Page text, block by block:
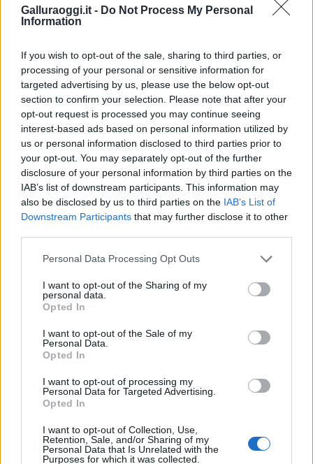
Galluraoggi.it - Do Not Process My Personal
Information
If you wish to opt-out of the sale, sharing to third parties, or
processing of your personal or sensitive information for
targeted advertising by us, please use the below opt-out
section to confirm your selection. Please note that after your
opt-out request is processed you may continue seeing
interest-based ads based on personal information utilized by
us or personal information disclosed to third parties prior to
your opt-out. You may separately opt-out of the further
disclosure of your personal information by third parties on the
IAB’s list of downstream participants. This information may
also be disclosed by us to third parties on the IAB’s List of
Downstream Participants that may further disclose it to other
Please note that this website/app uses one or more Google
not limited to your visit or usage behaviour. You may click to
grant or deny consent to Google and its third-party tags to
use your data for below specified purposes in below Google
consent section.
Personal Data Processing Opt Outs
I want to opt-out of the Sharing of my
personal data.
Opted In
I want to opt-out of the Sale of my
Personal Data.
Opted In
I want to opt-out of processing my
Personal Data for Targeted Advertising.
Opted In
I want to opt-out of Collection, Use,
Retention, Sale, and/or Sharing of my
Personal Data that Is Unrelated with the
Purposes for which it was collected.
l’inaugurazione
Andrea Mura conquista Palau: grande
partecipazione per il suo racconto
Calangianus, allarme sul centro accoglienza
minori, Albieri: “Episodi gravissimi”
NECROLOGIE
Mario Malu
Paolo Pinna